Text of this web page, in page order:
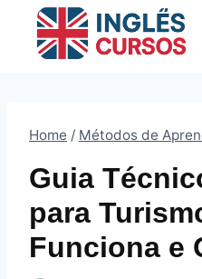
Home / Métodos de
Guia
para
Funciona e